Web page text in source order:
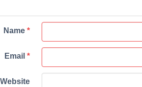
Name *
Email *
Website